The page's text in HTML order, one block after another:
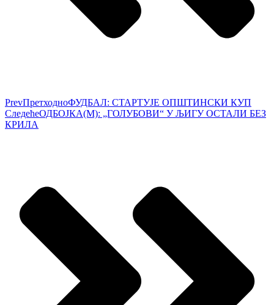
PrevПретходноФУДБАЛ: СТАРТУЈЕ ОПШТИНСКИ КУП
СледећеОДБОЈКА(М): „ГОЛУБОВИ“ У ЉИГУ ОСТАЛИ БЕЗ
КРИЛА